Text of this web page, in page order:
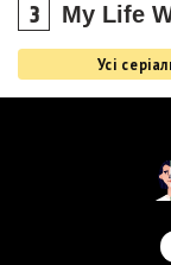
My Life
Усі